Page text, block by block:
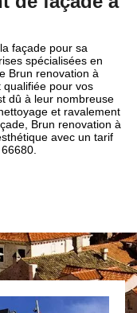
façade pour sa
spécialisées en
Brun renovation à
pour vos
dû à leur nombreuse
et ravalement
Brun renovation à
avec un tarif